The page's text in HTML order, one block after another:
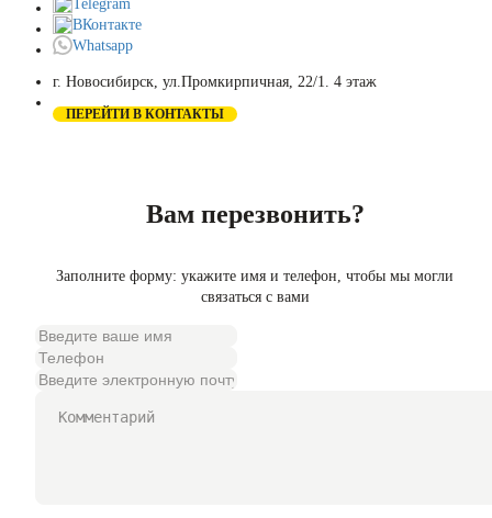
Telegram
ВКонтакте
Whatsapp
г. Новосибирск, ул.Промкирпичная, 22/1. 4 этаж
ПЕРЕЙТИ В КОНТАКТЫ
Вам перезвонить?
Заполните форму: укажите имя и телефон, чтобы мы могли
связаться с вами